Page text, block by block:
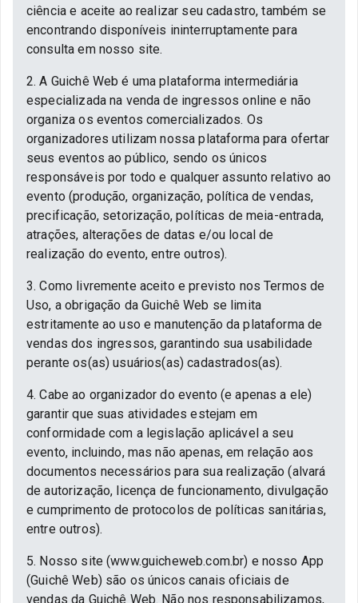
ciência e aceite ao realizar seu cadastro, também se
encontrando disponíveis ininterruptamente para
consulta em nosso site.
2. A Guichê Web é uma plataforma intermediária
especializada na venda de ingressos online e não
organiza os eventos comercializados. Os
organizadores utilizam nossa plataforma para ofertar
seus eventos ao público, sendo os únicos
responsáveis por todo e qualquer assunto relativo ao
evento (produção, organização, política de vendas,
precificação, setorização, políticas de meia-entrada,
atrações, alterações de datas e/ou local de
realização do evento, entre outros).
3. Como livremente aceito e previsto nos Termos de
Uso, a obrigação da Guichê Web se limita
estritamente ao uso e manutenção da plataforma de
vendas dos ingressos, garantindo sua usabilidade
perante os(as) usuários(as) cadastrados(as).
4. Cabe ao organizador do evento (e apenas a ele)
garantir que suas atividades estejam em
conformidade com a legislação aplicável a seu
evento, incluindo, mas não apenas, em relação aos
documentos necessários para sua realização (alvará
de autorização, licença de funcionamento, divulgação
e cumprimento de protocolos de políticas sanitárias,
entre outros).
5. Nosso site (www.guicheweb.com.br) e nosso App
(Guichê Web) são os únicos canais oficiais de
vendas da Guichê Web. Não nos responsabilizamos,